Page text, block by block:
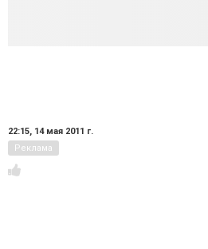
22:15, 14 мая 2011 г.
Реклама